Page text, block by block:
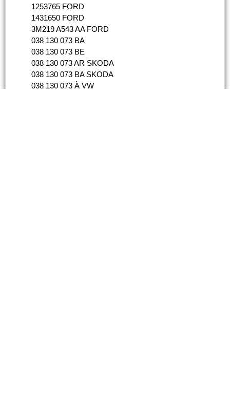
1253765 FORD
1431650 FORD
3M219 A543 AA FORD
038 130 073 BA
038 130 073 BE
038 130 073 AR SKODA
038 130 073 BA SKODA
038 130 073 À VW